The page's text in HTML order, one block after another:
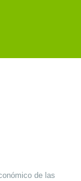
de las